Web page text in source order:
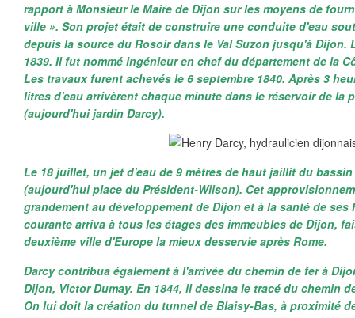
rapport à Monsieur le Maire de Dijon sur les moyens de
ville ». Son projet était de construire une conduite d'eau
depuis la source du Rosoir dans le Val Suzon jusqu'à Dijon.
1839. Il fut nommé ingénieur en chef du département de la
Les travaux furent achevés le 6 septembre 1840. Après 3
litres d'eau arrivèrent chaque minute dans le réservoir de la
(aujourd'hui jardin Darcy).
Le 18 juillet, un jet d'eau de 9 mètres de haut jaillit du
(aujourd'hui place du Président-Wilson). Cet
grandement au développement de Dijon et à la santé de ses
courante arriva à tous les étages des immeubles de Dijon,
deuxième ville d'Europe la mieux desservie après Rome.
Darcy contribua également à l'arrivée du chemin de fer à
Dijon, Victor Dumay. En 1844, il dessina le tracé du chemin
On lui doit la création du tunnel de Blaisy-Bas, à proximité